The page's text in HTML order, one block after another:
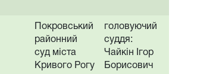
Покровський
районний
суд міста
Кривого Рогу
головуючий
суддя:
Чайкін Ігор
Борисович